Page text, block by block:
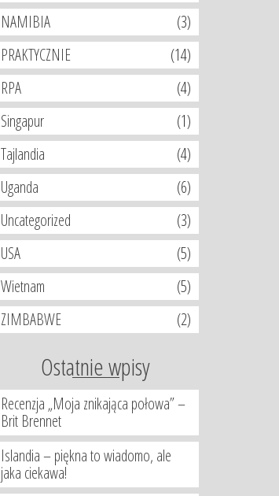
NAMIBIA
(3)
PRAKTYCZNIE
(14)
RPA
(4)
Singapur
(1)
Tajlandia
(4)
Uganda
(6)
Uncategorized
(3)
USA
(5)
Wietnam
(5)
ZIMBABWE
(2)
Ostatnie wpisy
Recenzja „Moja znikająca połowa” –
Brit Brennet
Islandia – piękna to wiadomo, ale
jaka ciekawa!